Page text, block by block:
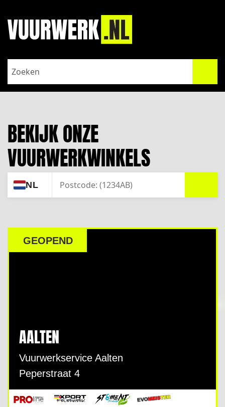
BEKIJK ONZE
VUURWERKWINKELS
ZOEK
DEALER
NL
GEOPEND
AALTEN
Vuurwerkservice Aalten
Peperstraat 4